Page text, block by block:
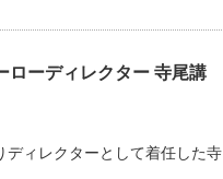
ローディレクター 寺尾講
ディレクターとして着任した寺